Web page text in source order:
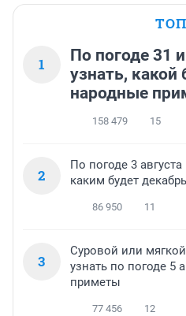
1
По погоде 31
узнать, какой
народные
158 479 15
2
По погоде 3
каким будет
86 950 11
3
Суровой или
узнать по погоде 5
приметы
77 456 12